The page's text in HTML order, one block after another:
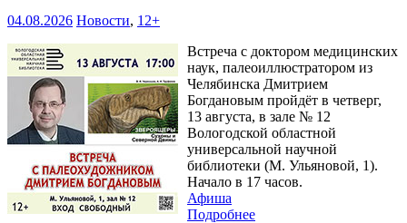
04.08.2026 Новости, 12+
Встреча с доктором медицинских
наук, палеоиллюстратором из
Челябинска Дмитрием
Богдановым пройдёт в четверг,
13 августа, в зале № 12
Вологодской областной
универсальной научной
библиотеки (М. Ульяновой, 1).
Начало в 17 часов.
Афиша
Подробнее